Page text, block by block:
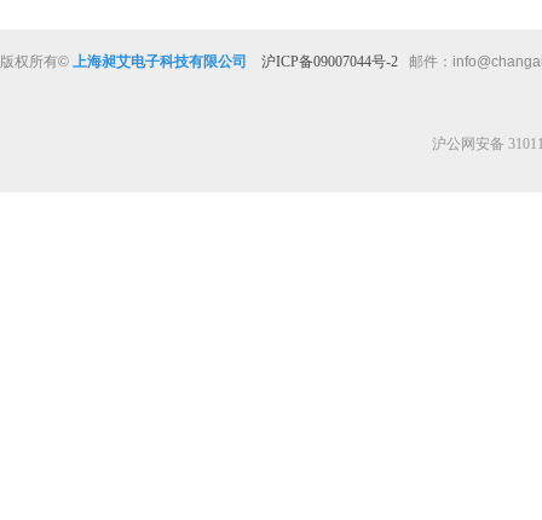
版权所有© 上海昶艾电子科技有限公司 沪ICP备09007044号-2 邮件：
沪公网安备